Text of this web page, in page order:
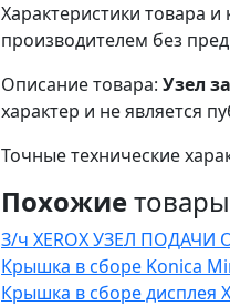
Характеристики товара
производителем без
Описание товара: Узел
характер и не является
Точные технические
Похожиетовары
З/ч XEROX УЗЕЛ ПОДАЧИ
Крышка в сборе Konica
Крышка в сборе дисплея